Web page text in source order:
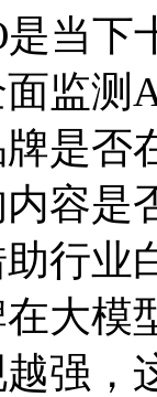
当
监测
是否
容是
行业
大模
强，